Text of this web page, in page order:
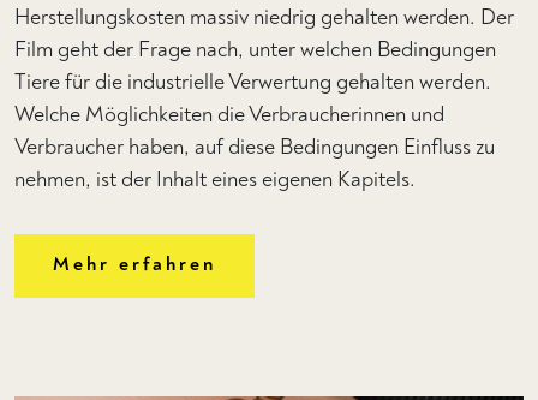
Herstellungskosten massiv niedrig gehalten werden. Der
Film geht der Frage nach, unter welchen Bedingungen
Tiere für die industrielle Verwertung gehalten werden.
Welche Möglichkeiten die Verbraucherinnen und
Verbraucher haben, auf diese Bedingungen Einfluss zu
nehmen, ist der Inhalt eines eigenen Kapitels.
Mehr erfahren